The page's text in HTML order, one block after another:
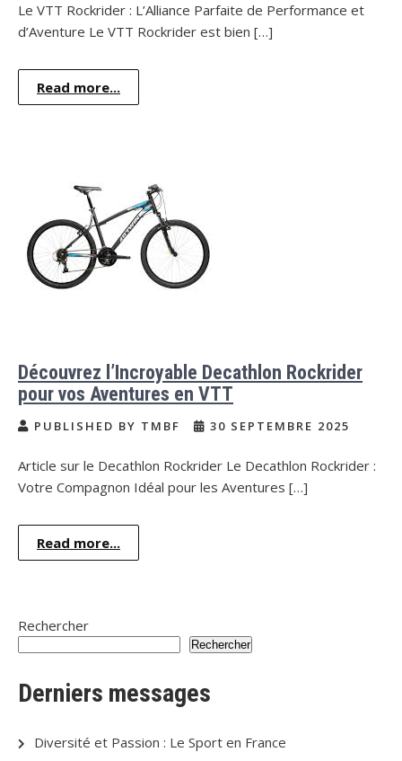
Le VTT Rockrider : L’Alliance Parfaite de Performance et
d’Aventure Le VTT Rockrider est bien […]
Read more...
Découvrez l’Incroyable Decathlon Rockrider
pour vos Aventures en VTT
PUBLISHED BY TMBF 30 SEPTEMBRE 2025
Article sur le Decathlon Rockrider Le Decathlon Rockrider :
Votre Compagnon Idéal pour les Aventures […]
Read more...
Rechercher
Rechercher
Derniers messages
Diversité et Passion : Le Sport en France